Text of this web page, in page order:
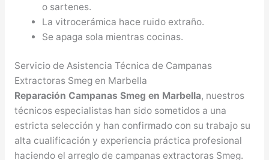
o sartenes.
La vitrocerámica hace ruido extraño.
Se apaga sola mientras cocinas.
Servicio de Asistencia Técnica de Campanas
Extractoras Smeg en Marbella
Reparación Campanas Smeg en Marbella, nuestros
técnicos especialistas han sido sometidos a una
estricta selección y han confirmado con su trabajo su
alta cualificación y experiencia práctica profesional
haciendo el arreglo de campanas extractoras Smeg.